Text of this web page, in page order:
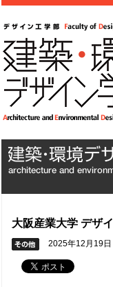
大阪産業大学 デザ
2025年12月19日